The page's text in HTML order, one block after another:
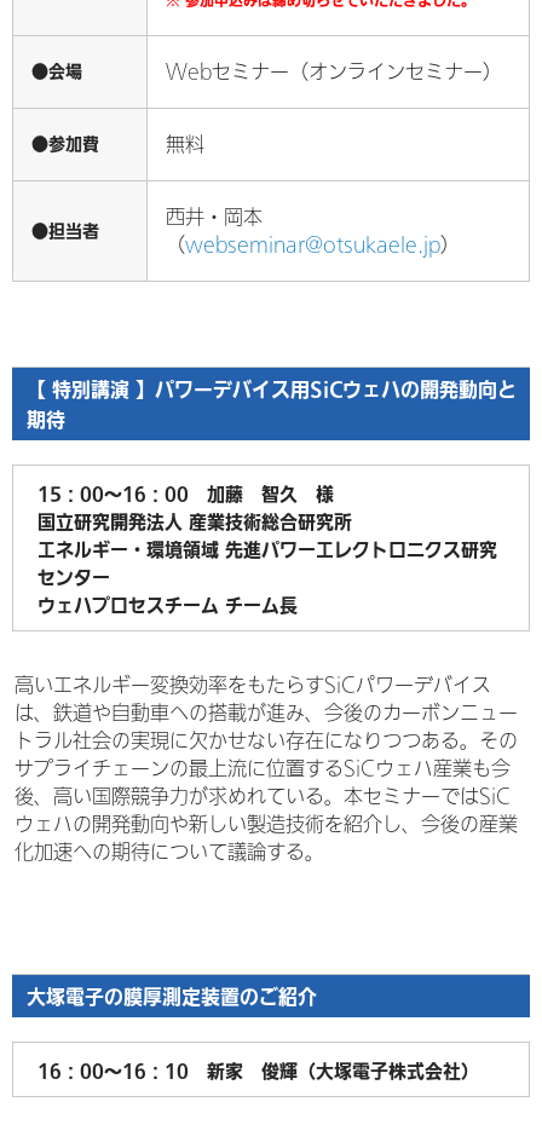
●会場 Webセミナー（オンラインセミナー）
●参加費 無料
●担当者
西井・岡本
（webseminar@otsukaele.jp）
【 特別講演 】パワーデバイス用SiCウェハの開発動向と
期待
15：00～16：00 加藤 智久 様
国立研究開発法人 産業技術総合研究所
エネルギー・環境領域 先進パワーエレクトロニクス研究
センター
ウェハプロセスチーム チーム長
高いエネルギー変換効率をもたらすSiCパワーデバイス
は、鉄道や自動車への搭載が進み、今後のカーボンニュー
トラル社会の実現に欠かせない存在になりつつある。その
サプライチェーンの最上流に位置するSiCウェハ産業も今
後、高い国際競争力が求めれている。本セミナーではSiC
ウェハの開発動向や新しい製造技術を紹介し、今後の産業
化加速への期待について議論する。
大塚電子の膜厚測定装置のご紹介
16：00～16：10 新家 俊輝（大塚電子株式会社）